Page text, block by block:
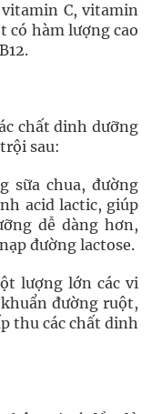
C, vitamin
có hàm lượng cao
chất dinh dưỡng
sau:
sữa chua, đường
acid lactic, giúp
dễ dàng hơn,
đường lactose.
lượng lớn các vi
đường ruột,
thu các chất dinh